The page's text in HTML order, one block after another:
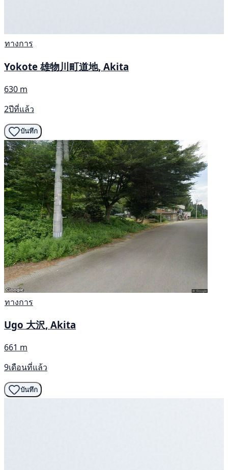
ทางการ
Yokote 雄物川町道地, Akita
630 m
2ปีที่แล้ว
บันทึก
ทางการ
Ugo 大沢, Akita
661 m
9เดือนที่แล้ว
บันทึก